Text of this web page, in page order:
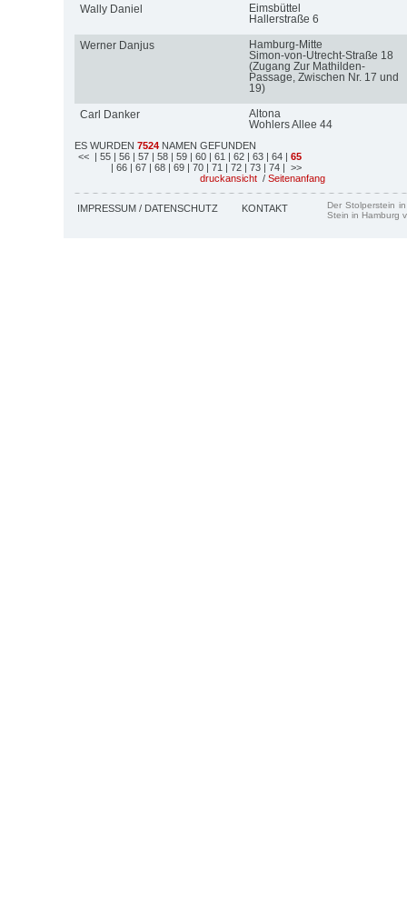
Wally Daniel
Eimsbüttel
Hallerstraße 6
Werner Danjus
Hamburg-Mitte
Simon-von-Utrecht-Straße 18
(Zugang Zur Mathilden-
Passage, Zwischen Nr. 17 und
19)
Carl Danker
Altona
Wohlers Allee 44
ES WURDEN 7524 NAMEN GEFUNDEN
<< | 55 | 56 | 57 | 58 | 59 | 60 | 61 | 62 | 63 | 64 | 65
| 66 | 67 | 68 | 69 | 70 | 71 | 72 | 73 | 74 | >>
druckansicht / Seitenanfang
IMPRESSUM / DATENSCHUTZ KONTAKT
Der Stolperstein
Stein in Hamburg